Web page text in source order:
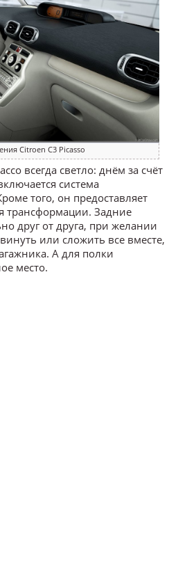
Citroen C3 Picasso
всегда светло: днём за счёт
система
того, он предоставляет
трансформации. Задние
друг от друга, при желании
или сложить все вместе,
А для полки
место.